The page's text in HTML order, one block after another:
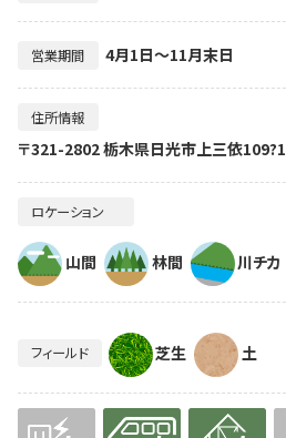
営業期間 4月1日～11月末日
住所情報
〒321-2802 栃木県日光市上三依109?1
ロケーション
山間 林間 川チカ
フィールド 芝生 土
無 有り 有り